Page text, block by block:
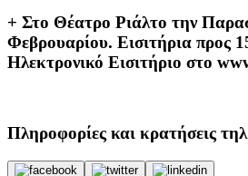
+ Στο Θέατρο Ριάλτο την
Φεβρουαρίου. Εισιτήρια προς
Ηλεκτρονικό Εισιτήριο στο
Πληροφορίες και κρατήσεις